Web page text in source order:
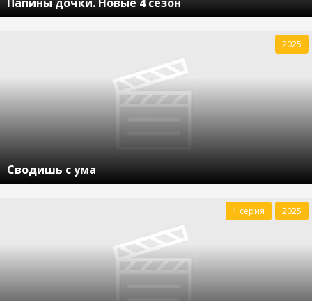
Сводишь с ума
2025
1 серия 2025